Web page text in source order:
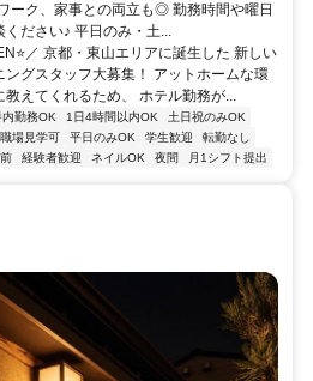
ーク、家事との両立も◎ 勤務時間や曜日
ださい♪ 平日のみ・土...
／ 京都・東山エリアに誕生した 新しい
グスタッフ大募集！ アットホームな環
えてくれるため、 ホテル勤務が...
内勤務OK 1日4時間以内OK
土日祝のみOK
職場見学可 平日のみOK 学生歓迎
転勤なし
経験者歓迎 ネイルOK 夜間 月1シフト提出